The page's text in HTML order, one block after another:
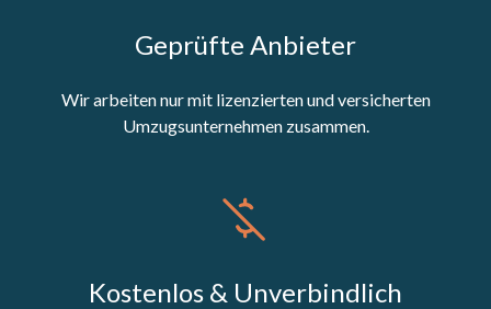
Geprüfte Anbieter
Wir arbeiten nur mit lizenzierten und versicherten
Umzugsunternehmen zusammen.
Kostenlos & Unverbindlich